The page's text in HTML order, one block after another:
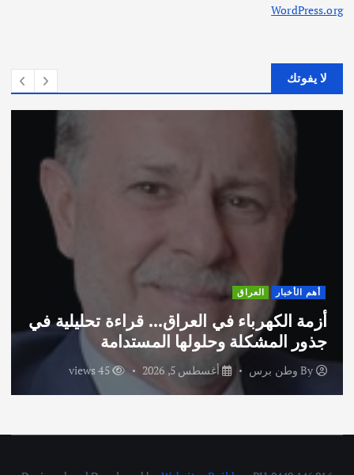
WordPress.org
لا يفوتك
أهم الأخبار ثقافة وفنون
اختتام ورشة السينوغرافيا في مدينة كلباء
الاماراتية
وطن برس أغسطس 3, 2026 59 views